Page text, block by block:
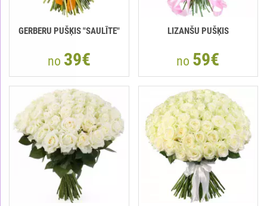
GERBERU PUŠĶIS "SAULĪTE"
no 39€
LIZANŠU PUŠĶIS
no 59€